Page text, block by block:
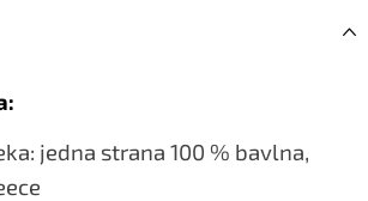
jedna strana 100 % bavlna,